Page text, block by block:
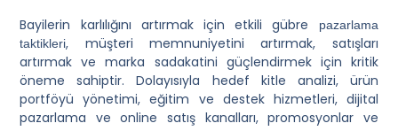
Bayilerin karlılığını artırmak için etkili gübre
pazarlama
taktikleri, müşteri memnuniyetini artırmak, satışları
artırmak ve marka sadakatini güçlendirmek için kritik
öneme sahiptir. Dolayısıyla hedef kitle analizi, ürün
portföyü yönetimi, eğitim ve destek hizmetleri, dijital
pazarlama ve online satış kanalları, promosyonlar ve